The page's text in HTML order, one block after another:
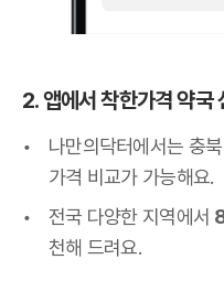
2. 앱에서 착한가격 약국
나만의닥터에서는 충
가격 비교가 가능해요.
전국 다양한 지역에서
천해 드려요.